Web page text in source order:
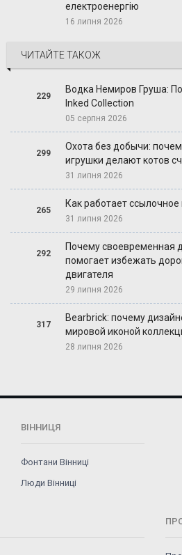
електроенергію
16 липня 2026
ЧИТАЙТЕ ТАКОЖ
229
Водка Немиров Груша:
Inked Collection
05 серпня 2026
299
Охота без добычи:
игрушки делают котов
31 липня 2026
265
Как работает
31 липня 2026
292
Почему своевременная
помогает избежать
двигателя
29 липня 2026
317
Bearbrick: почему
мировой иконой
28 липня 2026
ВІННИЦЯ
Фонтани Вінниці
Люди Вінниці